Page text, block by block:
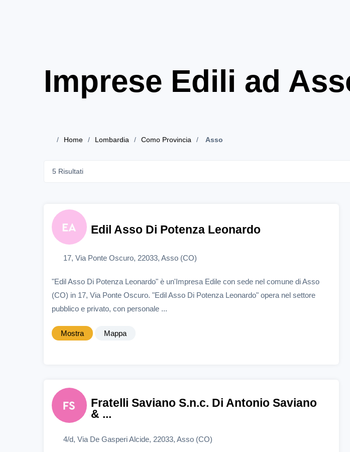
Imprese Edili ad
Home Lombardia Como Provincia Asso
5 Risultati
Edil Asso Di Potenza Leonardo
17, Via Ponte Oscuro, 22033, Asso (CO)
"Edil Asso Di Potenza Leonardo" è un'Impresa Edile con sede nel comune di Asso
(CO) in 17, Via Ponte Oscuro. "Edil Asso Di Potenza Leonardo" opera nel settore
pubblico e privato, con personale ...
Mostra Mappa
Fratelli Saviano S.n.c. Di Antonio Saviano
& ...
4/d, Via De Gasperi Alcide, 22033, Asso (CO)